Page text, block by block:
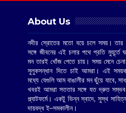
About Us
নদীর স্রোতের মতো বয়ে চলে সময়। তার
সঙ্গে জীবনের এই চলার পথে প্রতি মুহূর্তে
মন তারই খোঁজ পেতে চায়। সময় মেনে
সুলুকসন্ধান দিতে চাই আমরা। এই
মধ্যে যেগুলি আম বাঙালীর মন ছুঁয়ে যাবে,
খবরই আমরা সততার সঙ্গে যত দ্রুত
প্ল্যাটফর্মে। একটু ভিন্ন স্বাদে, সুস্থ
দায়বদ্ধ ই–সমকালীন।